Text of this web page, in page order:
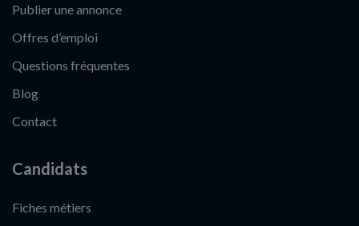
Publier une annonce
Offres d’emploi
Questions fréquentes
Blog
Contact
Candidats
Fiches métiers